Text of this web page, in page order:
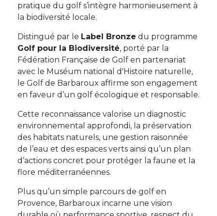
pratique du golf s’intègre harmonieusement à
la biodiversité locale.
Distingué par le Label Bronze du programme
Golf pour la Biodiversité, porté par la
Fédération Française de Golf en partenariat
avec le Muséum national d'Histoire naturelle,
le Golf de Barbaroux affirme son engagement
en faveur d’un golf écologique et responsable.
Cette reconnaissance valorise un diagnostic
environnemental approfondi, la préservation
des habitats naturels, une gestion raisonnée
de l’eau et des espaces verts ainsi qu’un plan
d’actions concret pour protéger la faune et la
flore méditerranéennes.
Plus qu’un simple parcours de golf en
Provence, Barbaroux incarne une vision